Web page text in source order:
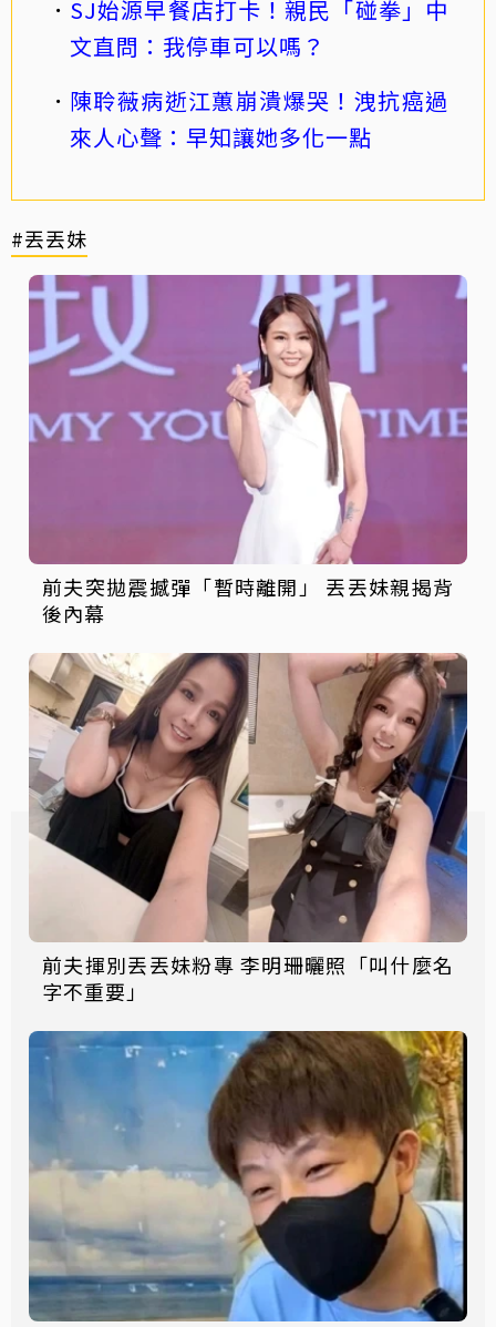
SJ始源早餐店打卡！親民「碰拳」中
文直問：我停車可以嗎？
陳聆薇病逝江蕙崩潰爆哭！洩抗癌過
來人心聲：早知讓她多化一點
#丟丟妹
前夫突拋震撼彈「暫時離開」 丟丟妹親揭背
後內幕
前夫揮別丟丟妹粉專 李明珊曬照「叫什麼名
字不重要」